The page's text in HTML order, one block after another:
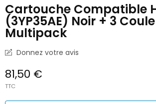
Cartouche Compatible
(3YP35AE) Noir + 3
Multipack
Donnez votre avis
81,50 €
TTC